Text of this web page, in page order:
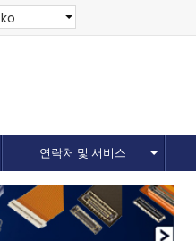
ko
연락처 및 서비스